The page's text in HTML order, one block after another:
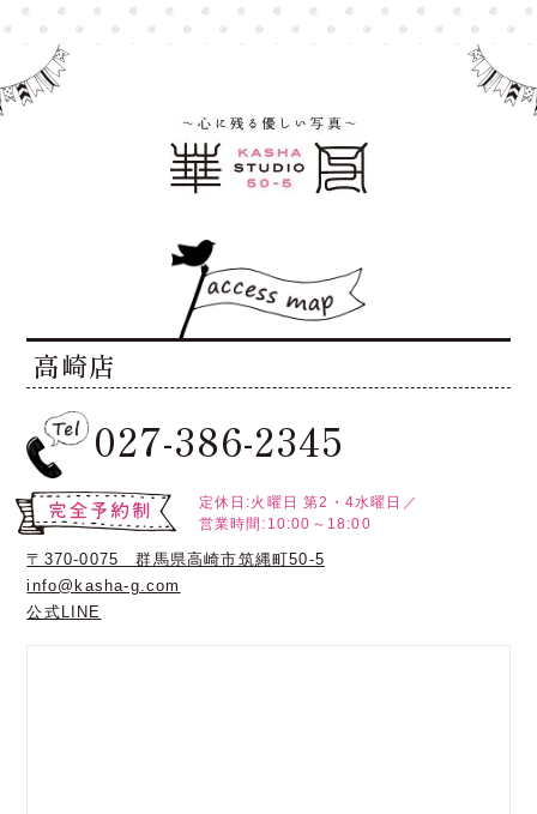
高崎店
027-386-2345
定休日:火曜日 第2・4水曜日／
営業時間:10:00～18:00
〒370-0075 群馬県高崎市筑縄町50-5
info@kasha-g.com
公式LINE